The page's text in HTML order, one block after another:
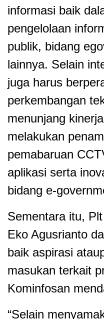
informasi baik
pengelolaan
publik, bidang
lainnya. Selain
juga harus
perkembangan
menunjang
melakukan
pemabaruan
aplikasi serta
bidang e-
Sementara itu,
Eko Agusrianto
baik aspirasi
masukan terkait
Kominfosan
“Selain